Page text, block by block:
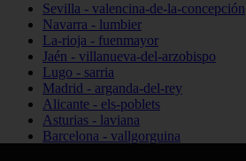
Sevilla - valencina-de-la-concepción
Navarra - lumbier
La-rioja - fuenmayor
Jaén - villanueva-del-arzobispo
Lugo - sarria
Madrid - arganda-del-rey
Alicante - els-poblets
Asturias - laviana
Barcelona - vallgorguina